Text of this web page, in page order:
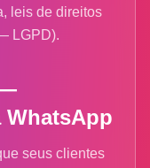
leis de direitos
LGPD).
seus clientes